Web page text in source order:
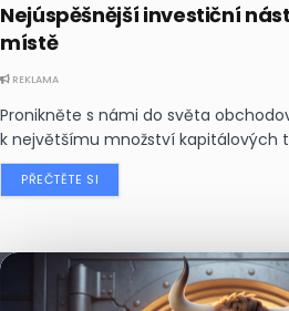
Nejúspěšnější investiční
místě
REKLAMA
Pronikněte s námi do světa
k největšímu množství kapitálových
PŘEČTĚTE SI
Nejčtenějšízprávy